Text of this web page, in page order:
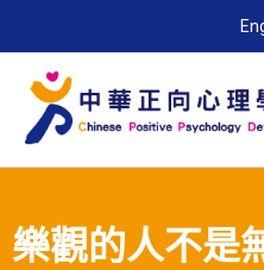
樂觀的人不是